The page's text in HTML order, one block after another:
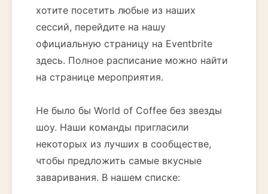
хотите посетить любые из наших
сессий, перейдите на нашу
официальную страницу на Eventbrite
здесь. Полное расписание можно найти
на странице мероприятия.
Не было бы World of Coffee без звезды
шоу. Наши команды пригласили
некоторых из лучших в сообществе,
чтобы предложить самые вкусные
заваривания. В нашем списке: